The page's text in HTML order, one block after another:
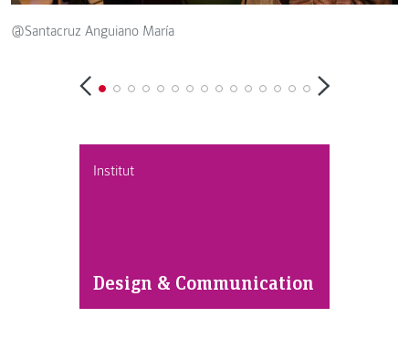
Institut
Design & Communication
@Santacruz Anguiano María